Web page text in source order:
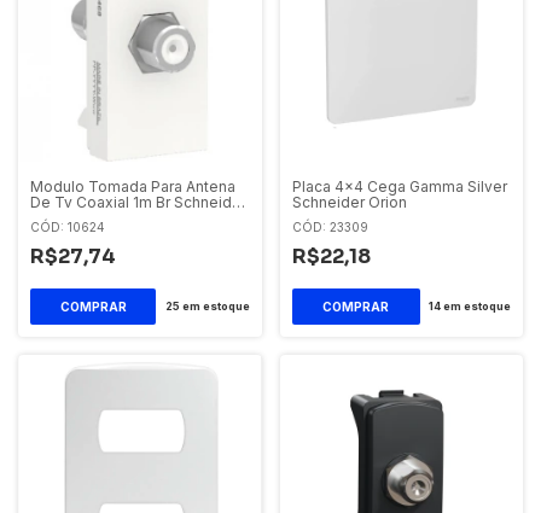
Modulo Tomada Para Antena
De Tv Coaxial 1m Br Schneider
Orion
CÓD: 10624
R$27,74
25 em estoque
Placa 4x4 Cega Gamma Silver
Schneider Orion
CÓD: 23309
R$22,18
14em estoque